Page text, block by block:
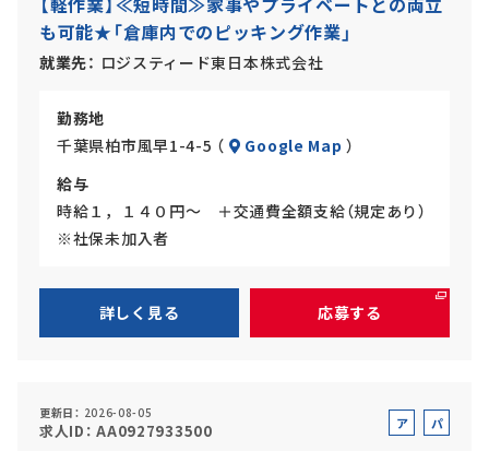
バ
ト
も可能★「倉庫内でのピッキング作業」
就業先 ロジスティード東日本株式会社
勤務地
千葉県柏市風早1-4-5 （
Google Map ）
給与
時給１，１４０円～ ＋交通費全額支給（規定あり）
※社保未加入者
詳しく見る 応募する
更新日 2026-08-05
求人ID AA0927933500
ア
パ